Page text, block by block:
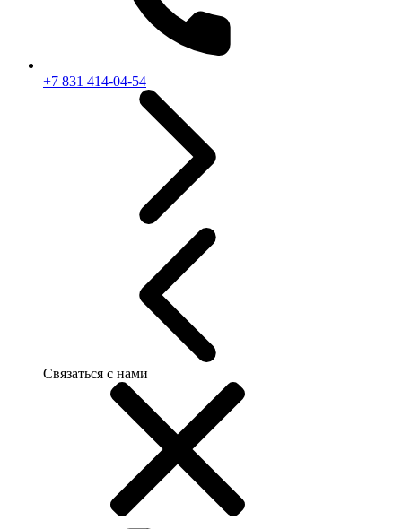
+7 831 414-04-54
Связаться с нами